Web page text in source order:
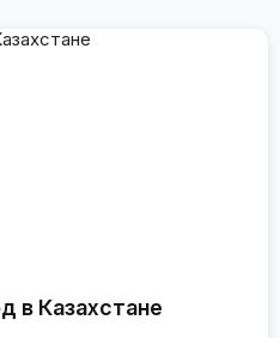
в Казахстане